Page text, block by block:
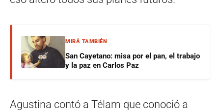
MIRÁ TAMBIÉN
San Cayetano: misa por el pan, el trabajo
y la paz en Carlos Paz
Agustina contó a Télam que conoció a